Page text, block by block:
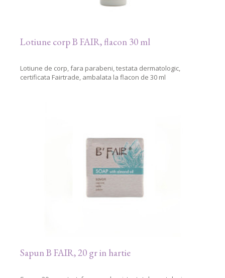
Lotiune corp B FAIR, flacon 30 ml
Lotiune de corp, fara parabeni, testata dermatologic,
certificata Fairtrade, ambalata la flacon de 30 ml
Sapun B FAIR, 20 gr in hartie